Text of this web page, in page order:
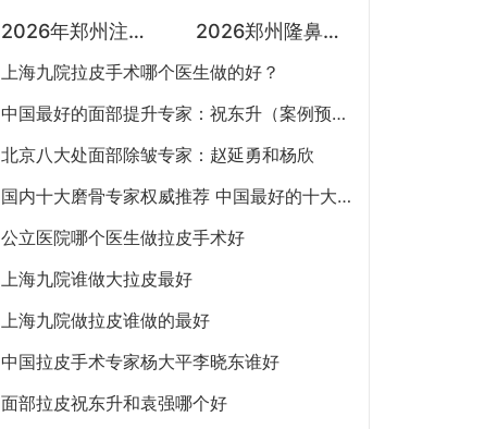
2026年郑州注射抗衰医生预约排行榜：徐建平、张歌、赵永华、张婉霞、王妍芝、唐喜、李娟、朱怡梦哪个好？ 2026郑州隆鼻专家有哪些？胡志成、周蔚、张海洋、王启立、张鹏、李冰谁做鼻子更好？
上海九院拉皮手术哪个医生做的好？
中国最好的面部提升专家：祝东升（案例预约）五层面部提升怎么样？
北京八大处面部除皱专家：赵延勇和杨欣
国内十大磨骨专家权威推荐 中国最好的十大磨骨专家排名
公立医院哪个医生做拉皮手术好
上海九院谁做大拉皮最好
上海九院做拉皮谁做的最好
中国拉皮手术专家杨大平李晓东谁好
面部拉皮祝东升和袁强哪个好